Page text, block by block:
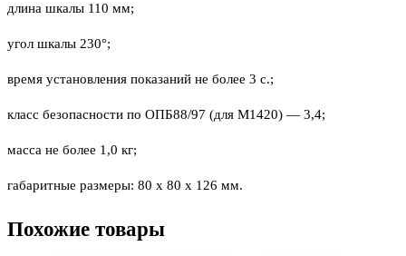
длина шкалы 110 мм;
угол шкалы 230°;
время установления показаний не более 3 с.;
класс безопасности по ОПБ88/97 (для М1420) — 3,4;
масса не более 1,0 кг;
габаритные размеры: 80 х 80 х 126 мм.
Похожие товары